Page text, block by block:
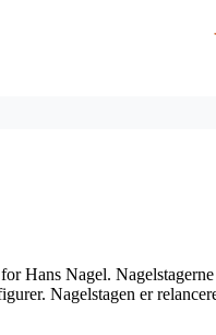
Hans Nagel.
Nagelstagen er